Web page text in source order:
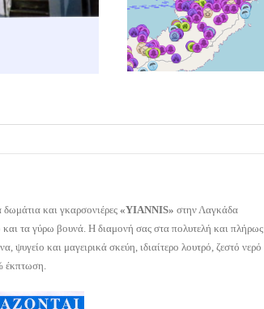
δωμάτια και γκαρσονιέρες «YIANNIS» στην Λαγκάδα
τα γύρω βουνά.Η διαμονή σας στα πολυτελή και πλήρως
ψυγείο και μαγειρικά σκεύη, ιδιαίτερο λουτρό, ζεστό νερό
έκπτωση.